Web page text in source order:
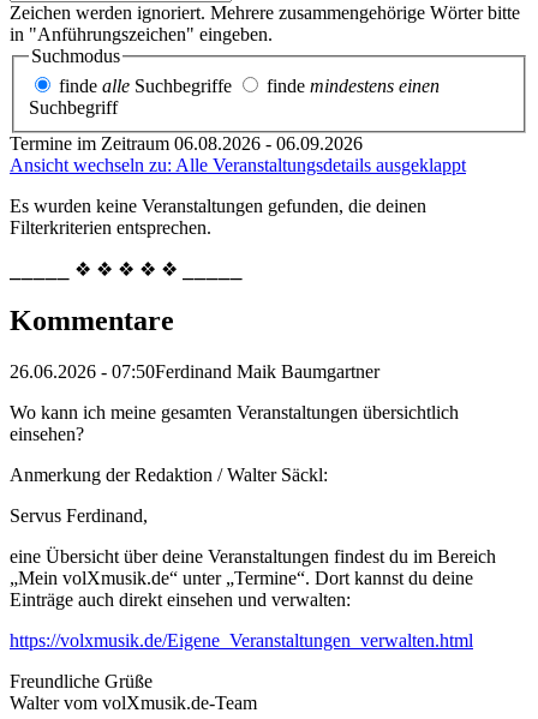
Zeichen werden ignoriert. Mehrere zusammengehörige Wörter bitte
in "Anführungszeichen" eingeben.
Suchmodus
finde alle Suchbegriffe finde mindestens einen
Suchbegriff
Termine im Zeitraum 06.08.2026 - 06.09.2026
Ansicht wechseln zu: Alle Veranstaltungsdetails ausgeklappt
Es wurden keine Veranstaltungen gefunden, die deinen
Filterkriterien entsprechen.
⎯⎯⎯⎯⎯ ❖ ❖ ❖ ❖ ❖ ⎯⎯⎯⎯⎯
Kommentare
26.06.2026 - 07:50Ferdinand Maik Baumgartner
Wo kann ich meine gesamten Veranstaltungen übersichtlich
einsehen?
Anmerkung der Redaktion /Walter Säckl:
Servus Ferdinand,
eine Übersicht über deine Veranstaltungen findest du im Bereich
„Mein volXmusik.de“ unter „Termine“. Dort kannst du deine
Einträge auch direkt einsehen und verwalten:
https://volxmusik.de/Eigene_Veranstaltungen_verwalten.html
Freundliche Grüße
Walter vom volXmusik.de-Team